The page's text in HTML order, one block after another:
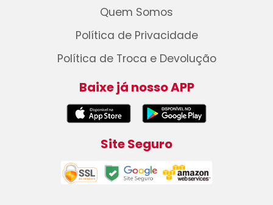
Quem Somos
Política de Privacidade
Política de Troca e Devolução
Baixe já nosso APP
Site Seguro